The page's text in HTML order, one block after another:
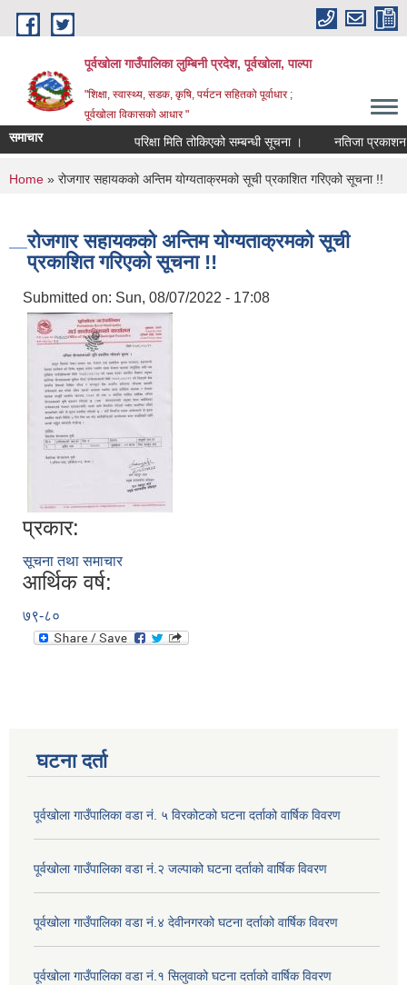
Skip to main content
पूर्वखोला गाउँपालिका लुम्बिनी प्रदेश, पूर्वखोला, पाल्पा
"शिक्षा, स्वास्थ्य, सडक, कृषि, पर्यटन सहितको पूर्वाधार ;
पूर्वखोला विकासको आधार "
समाचार परिक्षा मिति तोकिएको सम्बन्धी सूचना । नतिजा प्रकाशन
You are here
Home » रोजगार सहायकको अन्तिम योग्यताक्रमको सूची प्रकाशित गरिएको सूचना !!
रोजगार सहायकको अन्तिम योग्यताक्रमको सूची
प्रकाशित गरिएको सूचना !!
Submitted on: Sun, 08/07/2022 - 17:08
प्रकार:
सूचना तथा समाचार
आर्थिक वर्ष:
७९-८०
घटना दर्ता
पूर्वखोला गाउँपालिका वडा नं. ५ विरकोटको घटना दर्ताको वार्षिक विवरण
पूर्वखोला गाउँपालिका वडा नं.२ जल्पाको घटना दर्ताको वार्षिक विवरण
पूर्वखोला गाउँपालिका वडा नं.४ देवीनगरको घटना दर्ताको वार्षिक विवरण
पूर्वखोला गाउँपालिका वडा नं.१ सिलुवाको घटना दर्ताको वार्षिक विवरण